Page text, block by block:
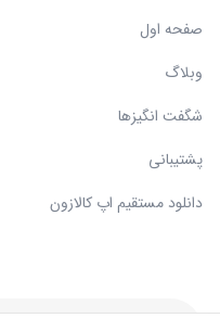
صفحه اول
وبلاگ
شگفت انگیزها
پشتیبانی
دانلود مستقیم اپ کالازون